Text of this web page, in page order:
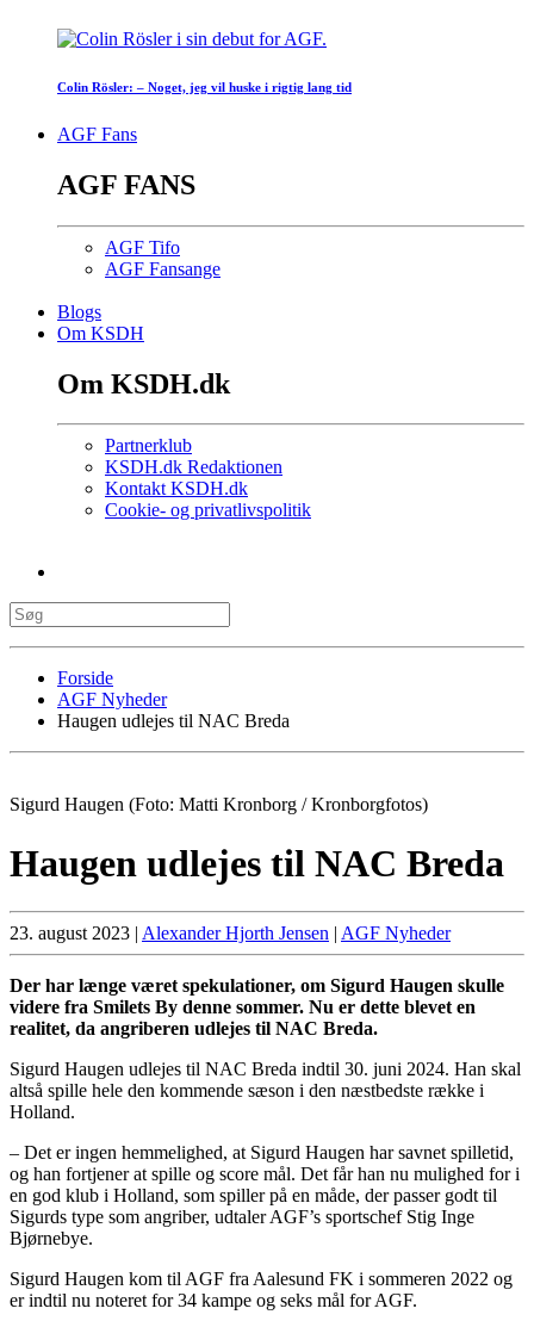
Colin Rösler: – Noget, jeg vil huske i rigtig lang tid
AGF Fans
AGF FANS
AGF Tifo
AGF Fansange
Blogs
Om KSDH
Om KSDH.dk
Partnerklub
KSDH.dk Redaktionen
Kontakt KSDH.dk
Cookie- og privatlivspolitik
Forside
AGF Nyheder
Haugen udlejes til NAC Breda
Sigurd Haugen (Foto: Matti Kronborg / Kronborgfotos)
Haugen udlejes til NAC Breda
23. august 2023 | Alexander Hjorth Jensen | AGF Nyheder
Der har længe været spekulationer, om Sigurd Haugen skulle
videre fra Smilets By denne sommer. Nu er dette blevet en
realitet, da angriberen udlejes til NAC Breda.
Sigurd Haugen udlejes til NAC Breda indtil 30. juni 2024. Han skal
altså spille hele den kommende sæson i den næstbedste række i
Holland.
– Det er ingen hemmelighed, at Sigurd Haugen har savnet spilletid,
og han fortjener at spille og score mål. Det får han nu mulighed for i
en god klub i Holland, som spiller på en måde, der passer godt til
Sigurds type som angriber, udtaler AGF’s sportschef Stig Inge
Bjørnebye.
Sigurd Haugen kom til AGF fra Aalesund FK i sommeren 2022 og
er indtil nu noteret for 34 kampe og seks mål for AGF.